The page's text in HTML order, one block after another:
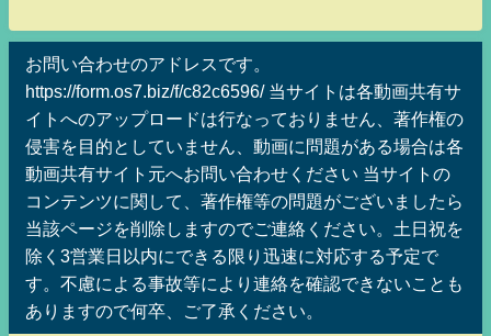
お問い合わせのアドレスです。
https://form.os7.biz/f/c82c6596/ 当サイトは各動画共有サ
イトへのアップロードは行なっておりません、著作権の
侵害を目的としていません、動画に問題がある場合は各
動画共有サイト元へお問い合わせください 当サイトの
コンテンツに関して、著作権等の問題がございましたら
当該ページを削除しますのでご連絡ください。土日祝を
除く3営業日以内にできる限り迅速に対応する予定で
す。不慮による事故等により連絡を確認できないことも
ありますので何卒、ご了承ください。